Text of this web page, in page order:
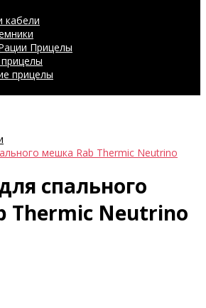
кабели
Прицелы
прицелы
мешка Rab Thermic Neutrino
спального
Thermic Neutrino